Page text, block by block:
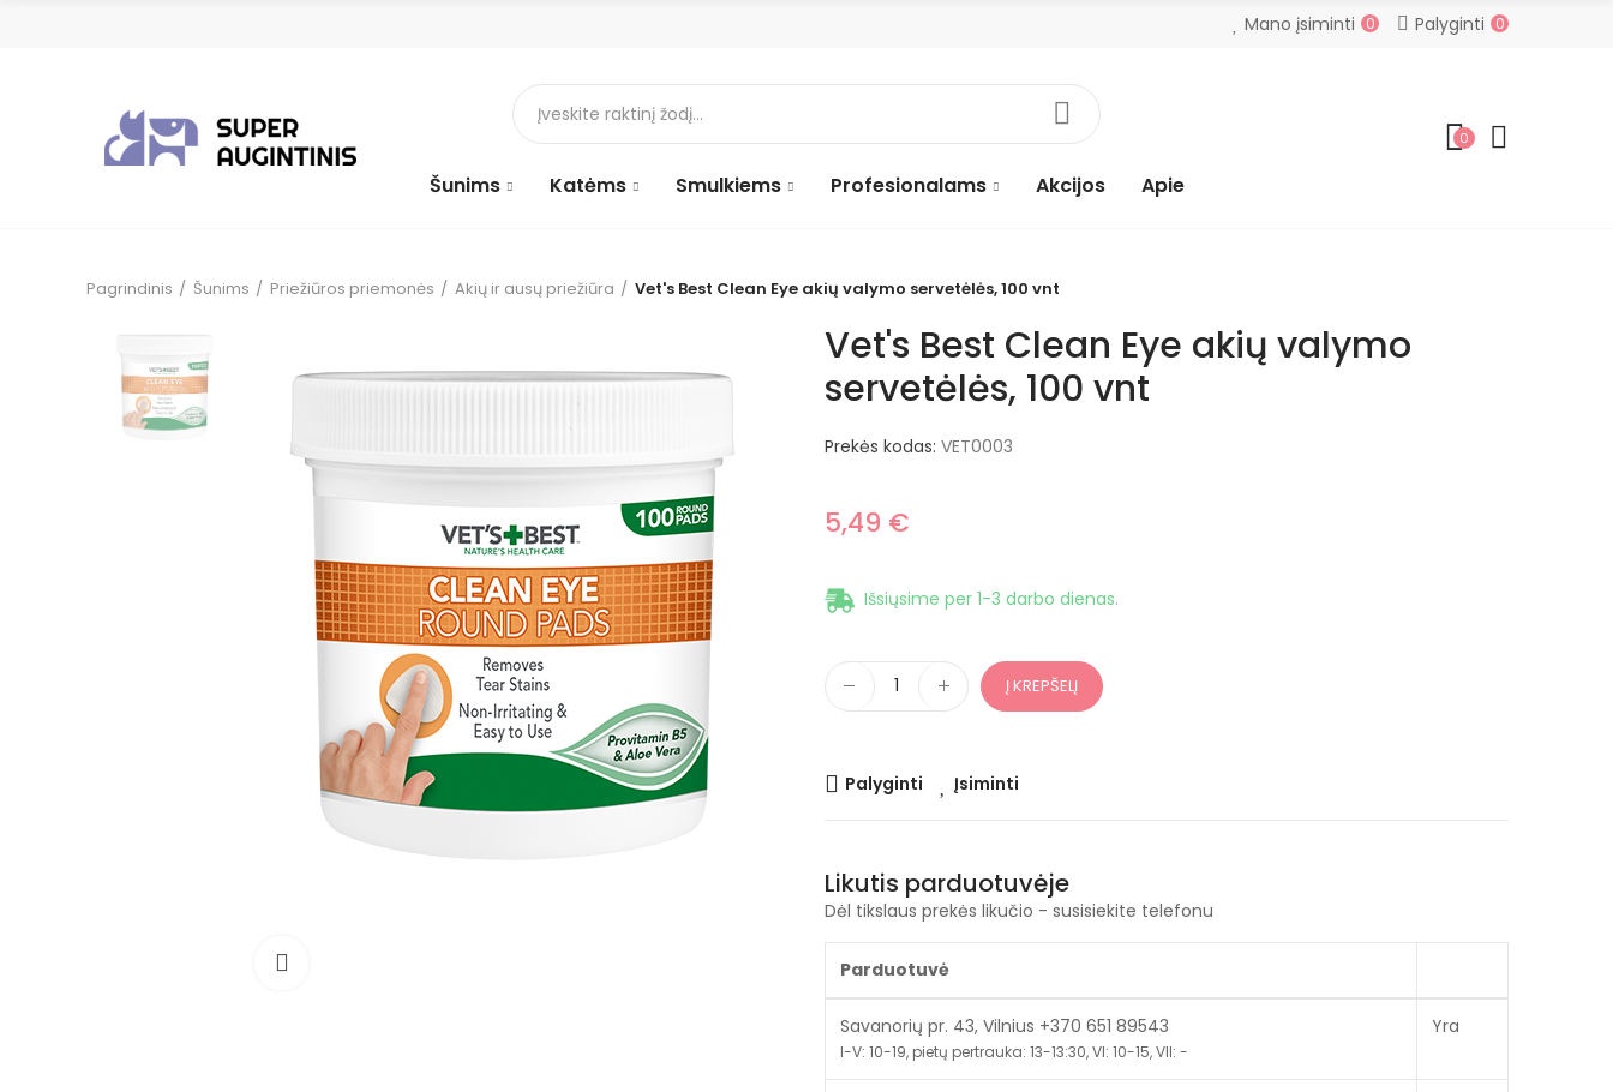
Mano įsiminti 0 Palyginti 0
Šunims Katėms Smulkiems Profesionalams Akcijos Apie
0
Pagrindinis Šunims Priežiūros priemonės Akių ir ausų priežiūra Vet's Best Clean Eye akių valymo servetėlės, 100 vnt
Vet's Best Clean Eye akių valymo
servetėlės, 100 vnt
Prekės kodas: VET0003
5,49 €
Išsiųsime per 1-3 darbo dienas.
Į KREPŠELĮ
Palyginti Įsiminti
Likutis parduotuvėje
Dėl tikslaus prekės likučio - susisiekite telefonu
Parduotuvė
Savanorių pr. 43, Vilnius +370 651 89543
I-V: 10-19, pietų pertrauka: 13-13:30, VI: 10-15, VII: -
Yra